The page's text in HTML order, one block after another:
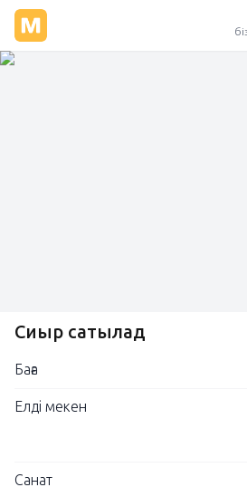
Сиыр сатылад
Баға
Елді мекен
Санат